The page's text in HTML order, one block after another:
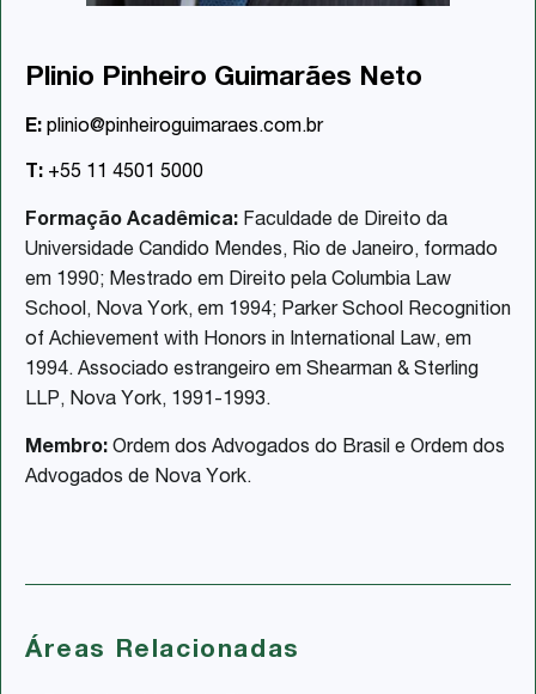
Plinio Pinheiro Guimarães Neto
E: plinio@pinheiroguimaraes.com.br
T: +55 11 4501 5000
Formação Acadêmica: Faculdade de Direito da
Universidade Candido Mendes, Rio de Janeiro, formado
em 1990; Mestrado em Direito pela Columbia Law
School, Nova York, em 1994; Parker School Recognition
of Achievement with Honors in International Law, em
1994. Associado estrangeiro em Shearman & Sterling
LLP, Nova York, 1991-1993.
Membro: Ordem dos Advogados do Brasil e Ordem dos
Advogados de Nova York.
Áreas Relacionadas